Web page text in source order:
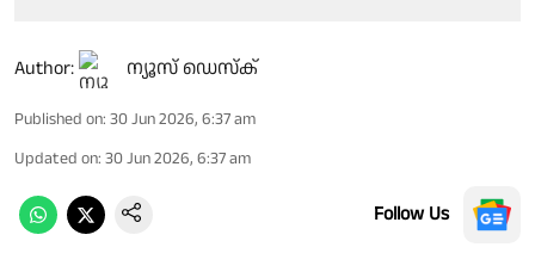
Author: ന്യൂസ് ഡെസ്ക്
Published on: 30 Jun 2026, 6:37 am
Updated on: 30 Jun 2026, 6:37 am
Follow Us